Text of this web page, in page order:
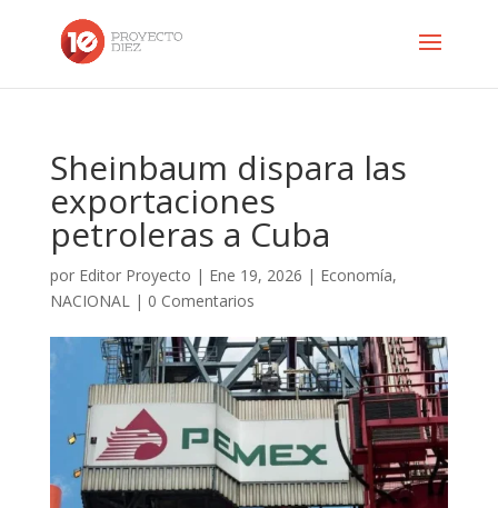
Sheinbaum dispara las
exportaciones
petroleras a Cuba
por Editor Proyecto | Ene 19, 2026 | Economía,
NACIONAL| 0 Comentarios